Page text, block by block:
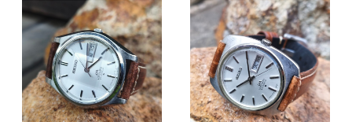
126-7000-1】
ンティークウォッチ 腕時計（sp
m14091-1）